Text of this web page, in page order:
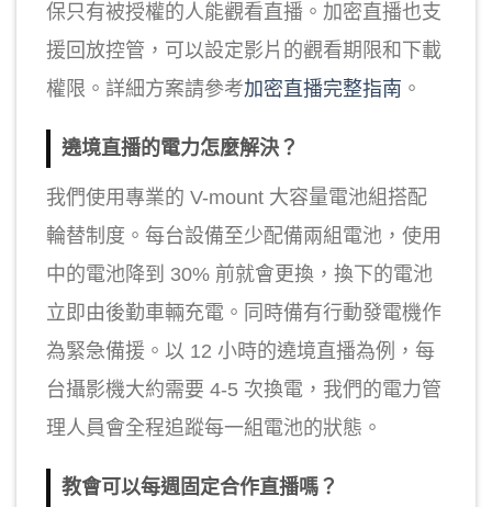
保只有被授權的人能觀看直播。加密直播也支
援回放控管，可以設定影片的觀看期限和下載
權限。詳細方案請參考加密直播完整指南 。
遶境直播的電力怎麼解決？
我們使用專業的 V-mount 大容量電池組搭配
輪替制度。每台設備至少配備兩組電池，使用
中的電池降到 30% 前就會更換，換下的電池
立即由後勤車輛充電。同時備有行動發電機作
為緊急備援。以 12 小時的遶境直播為例，每
台攝影機大約需要 4-5 次換電，我們的電力管
理人員會全程追蹤每一組電池的狀態。
教會可以每週固定合作直播嗎？